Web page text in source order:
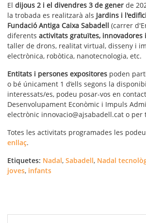
El dijous 2 i el divendres 3 de gener de
la trobada es realitzarà als Jardins i
Fundació Antiga Caixa Sabadell (carrer
diferents activitats gratuïtes, innovadores
taller de drons, realitat virtual, disseny i
electrònica, robòtica, nanotecnologia, etc.
Entitats i persones expositores poden
o bé únicament 1 d’ells segons la
interessats/es, podeu posar-vos en
Desenvolupament Econòmic i Impuls
electrònic innovacio@ajsabadell.cat o per
Totes les activitats programades les
enllaç.
Etiquetes: Nadal, Sabadell, Nadal
joves, infants